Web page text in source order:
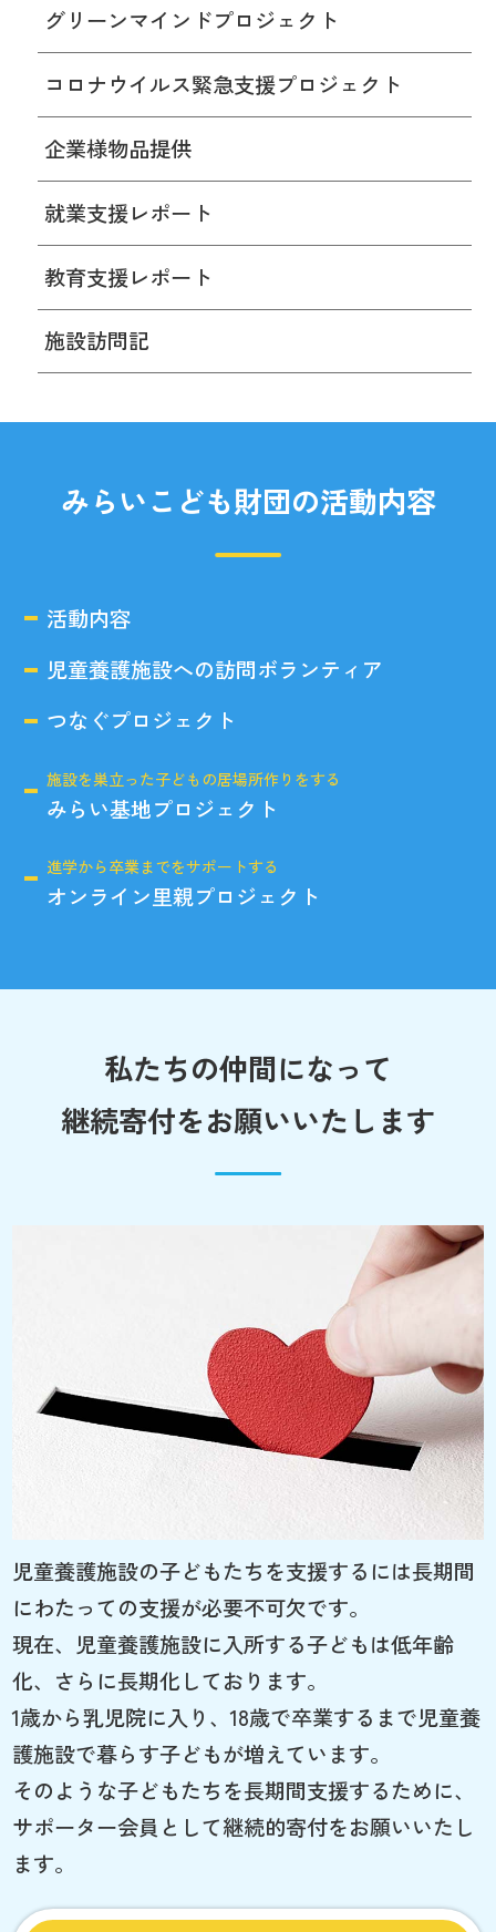
グリーンマインドプロジェクト
コロナウイルス緊急支援プロジェクト
企業様物品提供
就業支援レポート
教育支援レポート
施設訪問記
みらいこども財団の活動内容
活動内容
児童養護施設への訪問ボランティア
つなぐプロジェクト
施設を巣立った子どもの居場所作りをする
みらい基地プロジェクト
進学から卒業までをサポートする
オンライン里親プロジェクト
私たちの仲間になって
継続寄付をお願いいたします
児童養護施設の子どもたちを支援するには長期間
にわたっての支援が必要不可欠です。
現在、児童養護施設に入所する子どもは低年齢
化、さらに長期化しております。
1歳から乳児院に入り、18歳で卒業するまで児童養
護施設で暮らす子どもが増えています。
そのような子どもたちを長期間支援するために、
サポーター会員として継続的寄付をお願いいたし
ます。